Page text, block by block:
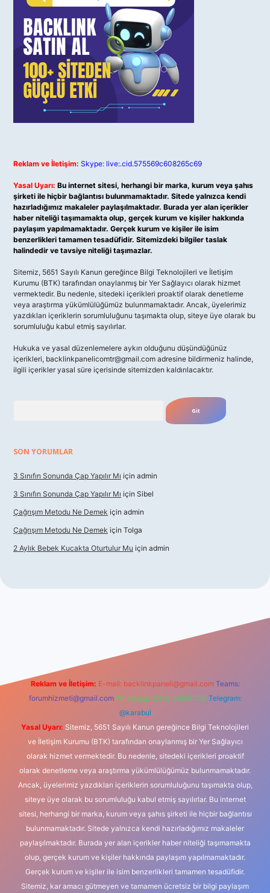
Reklam ve İletişim: Skype: live:.cid.575569c608265c69
Yasal Uyarı: Bu internet sitesi, herhangi bir marka, kurum veya şahıs
şirketi ile hiçbir bağlantısı bulunmamaktadır. Sitede yalnızca kendi
hazırladığımız makaleler paylaşılmaktadır. Burada yer alan içerikler
haber niteliği taşımamakta olup, gerçek kurum ve kişiler hakkında
paylaşım yapılmamaktadır. Gerçek kurum ve kişiler ile isim
benzerlikleri tamamen tesadüfidir. Sitemizdeki bilgiler taslak
halindedir ve tavsiye niteliği taşımazlar.
Sitemiz, 5651 Sayılı Kanun gereğince Bilgi Teknolojileri ve İletişim
Kurumu (BTK) tarafından onaylanmış bir Yer Sağlayıcı olarak hizmet
vermektedir. Bu nedenle, sitedeki içerikleri proaktif olarak denetleme
veya araştırma yükümlülüğümüz bulunmamaktadır. Ancak, üyelerimiz
yazdıkları içeriklerin sorumluluğunu taşımakta olup, siteye üye olarak bu
sorumluluğu kabul etmiş sayılırlar.
Hukuka ve yasal düzenlemelere aykırı olduğunu düşündüğünüz
içerikleri, backlinkpanelicomtr@gmail.com adresine bildirmeniz halinde,
ilgili içerikler yasal süre içerisinde sitemizden kaldırılacaktır.
SON YORUMLAR
3 Sınıfın Sonunda Çap Yapılır Mı için admin
3 Sınıfın Sonunda Çap Yapılır Mı için Sibel
Çağrışım Metodu Ne Demek için admin
Çağrışım Metodu Ne Demek için Tolga
2 Aylık Bebek Kucakta Oturtulur Mu için admin
Reklam ve İletişim: E-mail: backlinkpaneli@gmail.com Teams:
forumhizmeti@gmail.com Whatsapp: 0262 606 0 726 Telegram:
@karabul
Yasal Uyarı: Sitemiz, 5651 Sayılı Kanun gereğince Bilgi Teknolojileri
ve İletişim Kurumu (BTK) tarafından onaylanmış bir Yer Sağlayıcı
olarak hizmet vermektedir. Bu nedenle, sitedeki içerikleri proaktif
olarak denetleme veya araştırma yükümlülüğümüz bulunmamaktadır.
Ancak, üyelerimiz yazdıkları içeriklerin sorumluluğunu taşımakta olup,
siteye üye olarak bu sorumluluğu kabul etmiş sayılırlar. Bu internet
sitesi, herhangi bir marka, kurum veya şahıs şirketi ile hiçbir bağlantısı
bulunmamaktadır. Sitede yalnızca kendi hazırladığımız makaleler
paylaşılmaktadır. Burada yer alan içerikler haber niteliği taşımamakta
olup, gerçek kurum ve kişiler hakkında paylaşım yapılmamaktadır.
Gerçek kurum ve kişiler ile isim benzerlikleri tamamen tesadüfidir.
Sitemiz, kar amacı gütmeyen ve tamamen ücretsiz bir bilgi paylaşım